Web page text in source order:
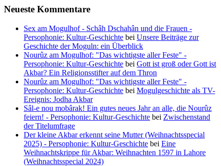
Neueste Kommentare
Sex am Mogulhof - Schâh Dschahân und die Frauen -
Persophonie: Kultur-Geschichte bei Unsere Beiträge zur
Geschichte der Moguln: ein Überblick
Nourûz am Mogulhof: "Das wichtigste aller Feste" -
Persophonie: Kultur-Geschichte bei Gott ist groß oder Gott ist
Akbar? Ein Religionsstifter auf dem Thron
Nourûz am Mogulhof: "Das wichtigste aller Feste" -
Persophonie: Kultur-Geschichte bei Mogulgeschichte als TV-
Ereignis: Jodha Akbar
Sâl-e nou mobârak! Ein gutes neues Jahr an alle, die Nourûz
feiern! - Persophonie: Kultur-Geschichte bei Zwischenstand
der Titelumfrage
Der kleine Akbar erkennt seine Mutter (Weihnachtsspecial
2025) - Persophonie: Kultur-Geschichte bei Eine
Weihnachtskrippe für Akbar: Weihnachten 1597 in Lahore
(Weihnachtsspecial 2024)